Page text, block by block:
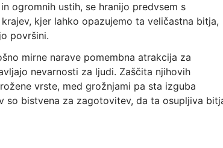
ogromnih ustih, se hranijo predvsem s
kjer lahko opazujemo ta veličastna bitja,
površini.
mirne narave pomembna atrakcija za
nevarnosti za ljudi. Zaščita njihovih
vrste, med grožnjami pa sta izguba
so bistvena za zagotovitev, da ta osupljiva